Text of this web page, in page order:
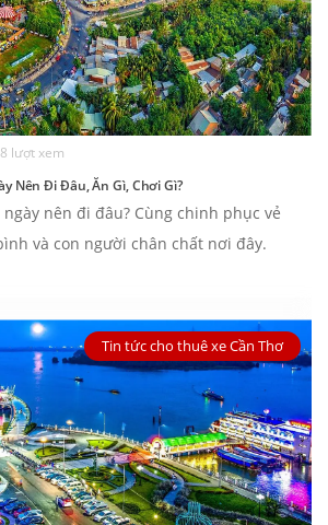
lượt xem
Nên Đi Đâu, Ăn Gì, Chơi Gì?
nên đi đâu? Cùng chinh phục vẻ
Tin tức cho thuê xe Cần Thơ